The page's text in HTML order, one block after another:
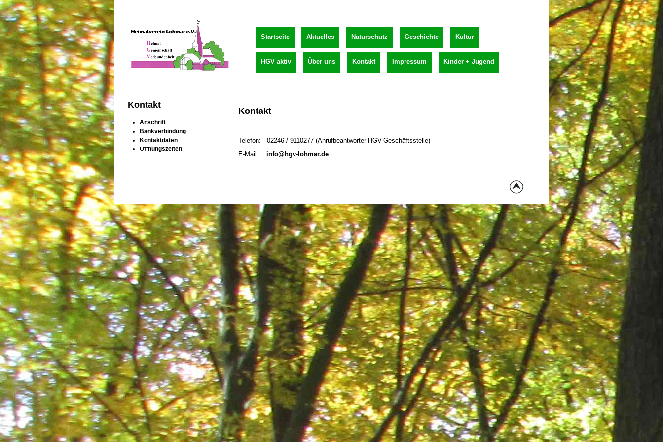
Startseite Aktuelles Naturschutz Geschichte Kultur
HGV aktiv Über uns Kontakt Impressum Kinder + Jugend
Kontakt
Anschrift
Bankverbindung
Kontaktdaten
Öffnungszeiten
Kontakt
Telefon: 02246 / 9110277 (Anrufbeantworter HGV-Geschäftsstelle)
E-Mail: info@hgv-lohmar.de